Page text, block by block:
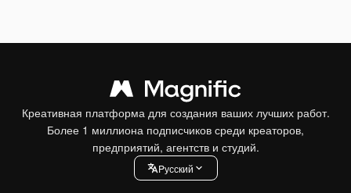
Креативная платформа для создания ваших лучших работ.
Более 1 миллиона подписчиков среди креаторов,
предприятий, агентств и студий.
Pусский